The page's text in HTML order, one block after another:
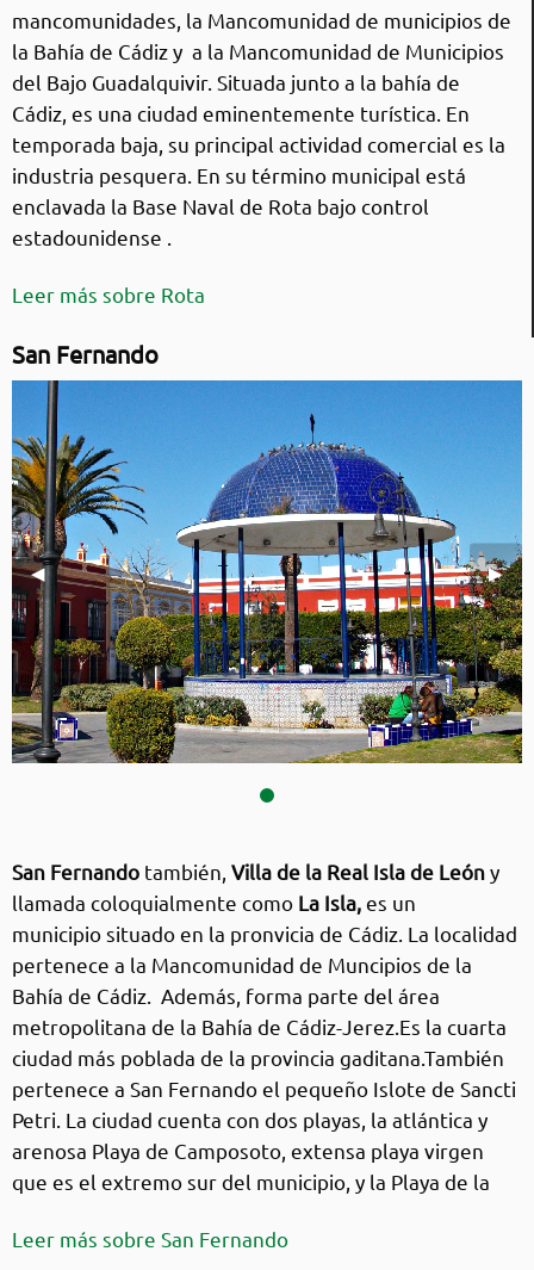
mancomunidades, la Mancomunidad de municipios de
la Bahía de Cádiz y a la Mancomunidad de Municipios
del Bajo Guadalquivir. Situada junto a la bahía de
Cádiz, es una ciudad eminentemente turística. En
temporada baja, su principal actividad comercial es la
industria pesquera. En su término municipal está
enclavada la Base Naval de Rota bajo control
estadounidense .
Leer más sobre Rota
San Fernando
Imagen anterior
◀︎ ▶︎
San Fernando
San Fernando también, Villa de la Real Isla de Leóny
llamada coloquialmente como La Isla,es un
municipio situado en la pronvicia de Cádiz. La localidad
pertenece a la Mancomunidad de Muncipios de la
Bahía de Cádiz. Además, forma parte del área
metropolitana de la Bahía de Cádiz-Jerez.Es la cuarta
ciudad más poblada de la provincia gaditana.También
pertenece a San Fernando el pequeño Islote de Sancti
Petri. La ciudad cuenta con dos playas, la atlántica y
arenosa Playa de Camposoto, extensa playa virgen
que es el extremo sur del municipio, y la Playa de la
bahía, al norte del término municipal.
Leer más sobre San Fernando